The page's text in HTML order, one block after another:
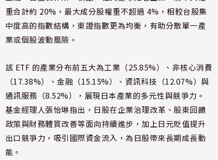
重合計約 20%，最大成分股權重不超過 4%，相較台股集
中度高的指數結構，東證指數更為均衡，有助分散單一產
業或個股波動風險。
該 ETF 的產業分布前五大為工業（25.85%）、非核心消費
（17.38%）、金融（15.15%）、資訊科技（12.07%）與
通訊服務（8.52%），展現日本產業的多元性與競爭力。
基金經理人張怡琳指出，日股在企業治理改革、股東回饋
政策與財務體質改善等面向持續進步，加上日元貶值提升
出口競爭力，吸引國際資金流入，為日股帶來長期成長動
能。